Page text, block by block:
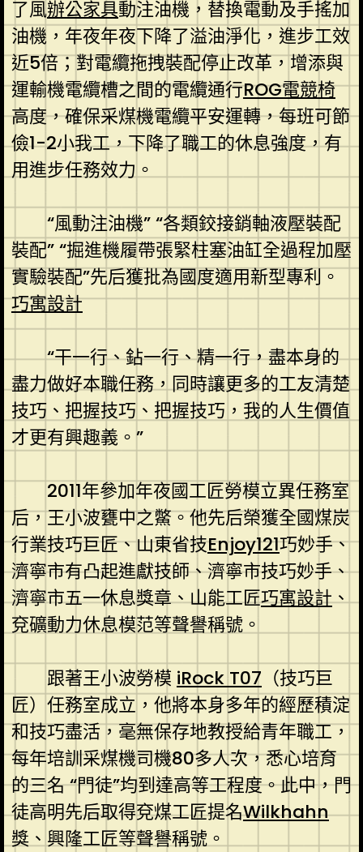
了風辦公家具動注油機，替換電動及手搖加
油機，年夜年夜下降了溢油淨化，進步工效
近5倍；對電纜拖拽裝配停止改革，增添與
運輸機電纜槽之間的電纜通行ROG電競椅
高度，確保采煤機電纜平安運轉，每班可節
儉1-2小我工，下降了職工的休息強度，有
用進步任務效力。
“風動注油機” “各類鉸接銷軸液壓裝配
裝配” “掘進機履帶張緊柱塞油缸全過程加壓
實驗裝配”先后獲批為國度適用新型專利。
巧寓設計
“干一行、鉆一行、精一行，盡本身的
盡力做好本職任務，同時讓更多的工友清楚
技巧、把握技巧、把握技巧，我的人生價值
才更有興趣義。”
2011年參加年夜國工匠勞模立異任務室
后，王小波甕中之鱉。他先后榮獲全國煤炭
行業技巧巨匠、山東省技Enjoy121巧妙手、
濟寧市有凸起進獻技師、濟寧市技巧妙手、
濟寧市五一休息獎章、山能工匠巧寓設計、
兗礦動力休息模范等聲譽稱號。
跟著王小波勞模 iRock T07 （技巧巨
匠）任務室成立，他將本身多年的經歷積淀
和技巧盡活，毫無保存地教授給青年職工，
每年培訓采煤機司機80多人次，悉心培育
的三名 “門徒”均到達高等工程度。此中，門
徒高明先后取得兗煤工匠提名Wilkhahn
獎、興隆工匠等聲譽稱號。